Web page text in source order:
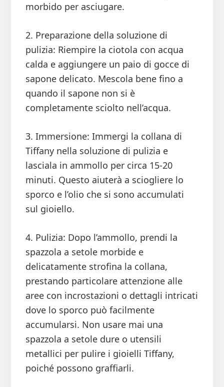
morbido per asciugare.
2. Preparazione della soluzione di
pulizia: Riempire la ciotola con acqua
calda e aggiungere un paio di gocce di
sapone delicato. Mescola bene fino a
quando il sapone non si è
completamente sciolto nell’acqua.
3. Immersione: Immergi la collana di
Tiffany nella soluzione di pulizia e
lasciala in ammollo per circa 15-20
minuti. Questo aiuterà a sciogliere lo
sporco e l’olio che si sono accumulati
sul gioiello.
4. Pulizia: Dopo l’ammollo, prendi la
spazzola a setole morbide e
delicatamente strofina la collana,
prestando particolare attenzione alle
aree con incrostazioni o dettagli intricati
dove lo sporco può facilmente
accumularsi. Non usare mai una
spazzola a setole dure o utensili
metallici per pulire i gioielli Tiffany,
poiché possono graffiarli.